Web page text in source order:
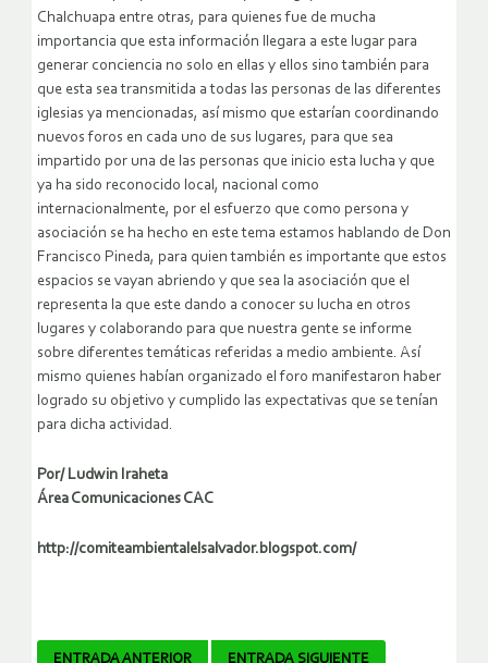
Chalchuapa entre otras, para quienes fue de mucha
importancia que esta información llegara a este lugar para
generar conciencia no solo en ellas y ellos sino también para
que esta sea transmitida a todas las personas de las diferentes
iglesias ya mencionadas, así mismo que estarían coordinando
nuevos foros en cada uno de sus lugares, para que sea
impartido por una de las personas que inicio esta lucha y que
ya ha sido reconocido local, nacional como
internacionalmente, por el esfuerzo que como persona y
asociación se ha hecho en este tema estamos hablando de Don
Francisco Pineda, para quien también es importante que estos
espacios se vayan abriendo y que sea la asociación que el
representa la que este dando a conocer su lucha en otros
lugares y colaborando para que nuestra gente se informe
sobre diferentes temáticas referidas a medio ambiente. Así
mismo quienes habían organizado el foro manifestaron haber
logrado su objetivo y cumplido las expectativas que se tenían
para dicha actividad.
Por/ Ludwin Iraheta
Área Comunicaciones CAC
http://comiteambientalelsalvador.blogspot.com/
ENTRADA ANTERIOR ENTRADA SIGUIENTE